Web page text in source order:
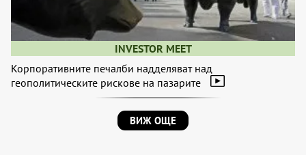
INVESTOR MEET
Корпоративните печалби надделяват над
геополитическите рискове на пазарите
ВИЖ ОЩЕ